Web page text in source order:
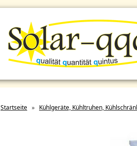
Startseite » Kühlgeräte, Kühltruhen,